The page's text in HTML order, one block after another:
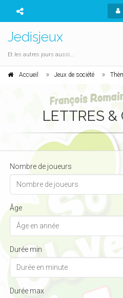
Jedisjeux
Et les autres jours aussi...
Accueil Jeux de société
LETTRES &
Nombre de joueurs
Âge
Durée min
Durée max